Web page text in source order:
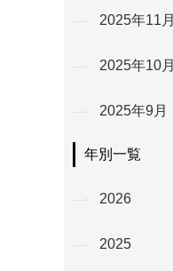
2025年11月
2025年10月
2025年9月
年別一覧
2026
2025